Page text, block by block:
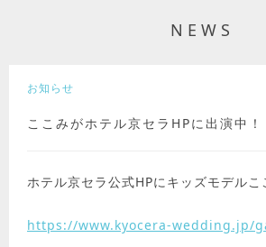
NEWS
ここみがホテル京セラHPに出演中！
お知らせ
ホテル京セラ公式HPにキッズモデルこ
https://www.kyocera-wedding.jp/